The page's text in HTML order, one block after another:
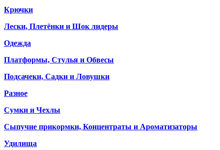
Крючки
Лески, Плетёнки и Шок лидеры
Одежда
Платформы, Стулья и Обвесы
Подсачеки, Садки и Ловушки
Разное
Сумки и Чехлы
Сыпучие прикормки, Концентраты и Ароматизаторы
Удилища